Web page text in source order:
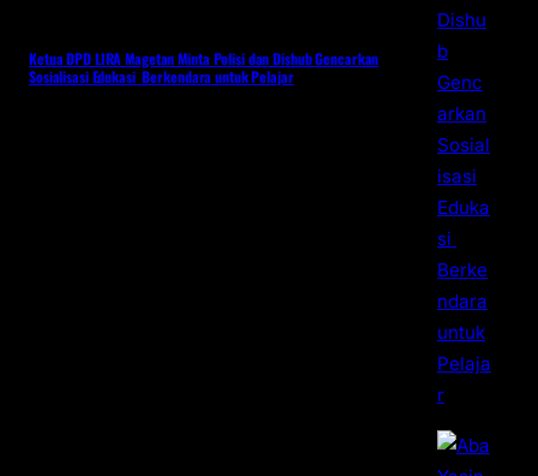
Ketua DPD LIRA Magetan Minta Polisi dan Dishub Gencarkan
Sosialisasi Edukasi Berkendara untuk Pelajar